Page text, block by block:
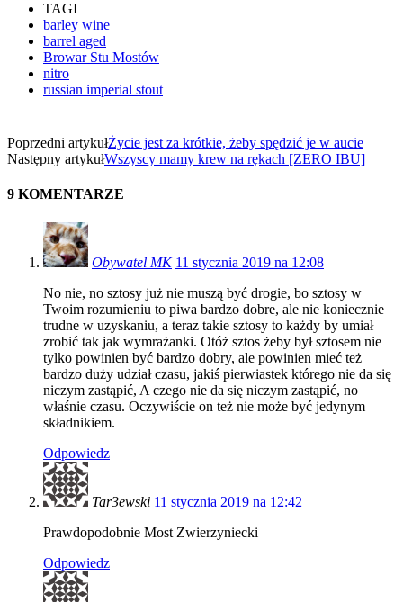
TAGI
barley wine
barrel aged
Browar Stu Mostów
nitro
russian imperial stout
Poprzedni artykułŻycie jest za krótkie, żeby spędzić je w aucie
Następny artykułWszyscy mamy krew na rękach [ZERO IBU]
9 KOMENTARZE
Obywatel MK 11 stycznia 2019 na 12:08
No nie, no sztosy już nie muszą być drogie, bo sztosy w
Twoim rozumieniu to piwa bardzo dobre, ale nie koniecznie
trudne w uzyskaniu, a teraz takie sztosy to każdy by umiał
zrobić tak jak wymrażanki. Otóż sztos żeby był sztosem nie
tylko powinien być bardzo dobry, ale powinien mieć też
bardzo duży udział czasu, jakiś pierwiastek którego nie da się
niczym zastąpić, A czego nie da się niczym zastąpić, no
właśnie czasu. Oczywiście on też nie może być jedynym
składnikiem.
Odpowiedz
Tar3ewski 11 stycznia 2019 na 12:42
Prawdopodobnie Most Zwierzyniecki
Odpowiedz